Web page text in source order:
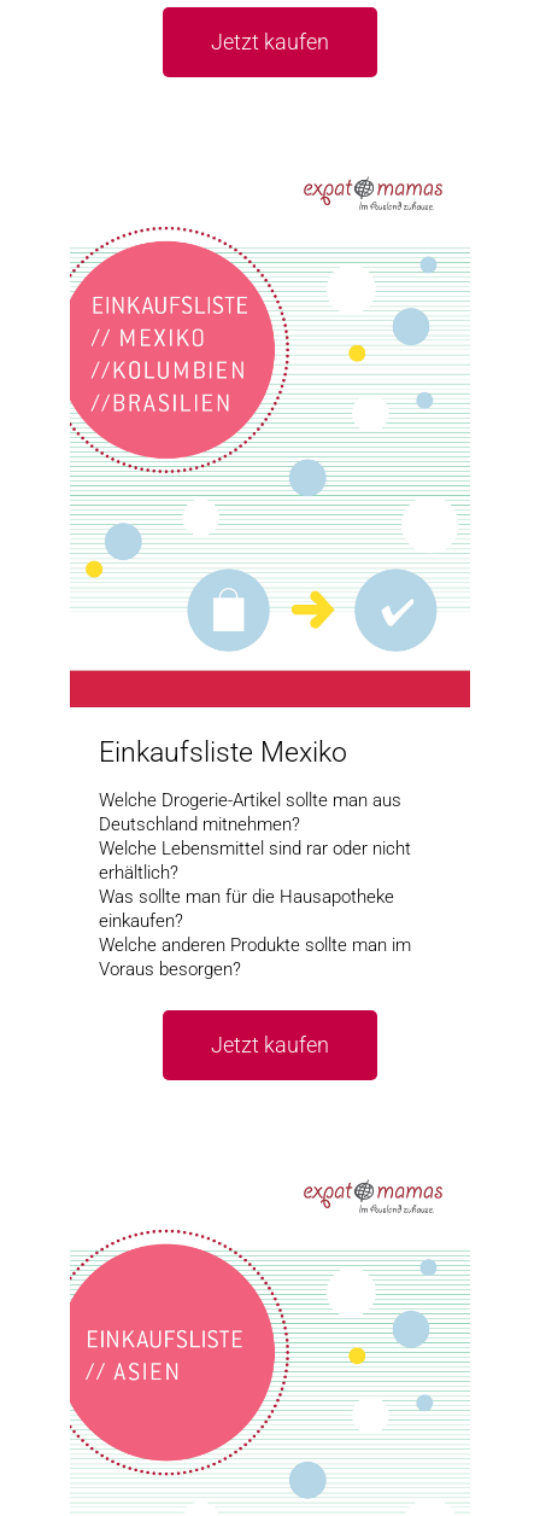
Jetzt kaufen
Einkaufsliste Mexiko
Welche Drogerie-Artikel sollte man aus
Deutschland mitnehmen?
Welche Lebensmittel sind rar oder nicht
erhältlich?
Was sollte man für die Hausapotheke
einkaufen?
Welche anderen Produkte sollte man im
Voraus besorgen?
Jetzt kaufen